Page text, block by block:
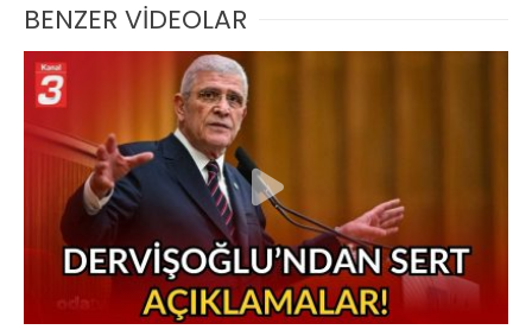
BENZER VİDEOLAR